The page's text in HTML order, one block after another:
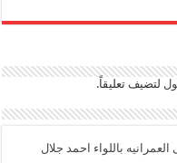
لتضيف تعليقاً.
باللواء احمد جلال